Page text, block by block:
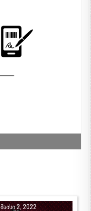
ᲛᲐᲘᲡᲘ 2, 2022